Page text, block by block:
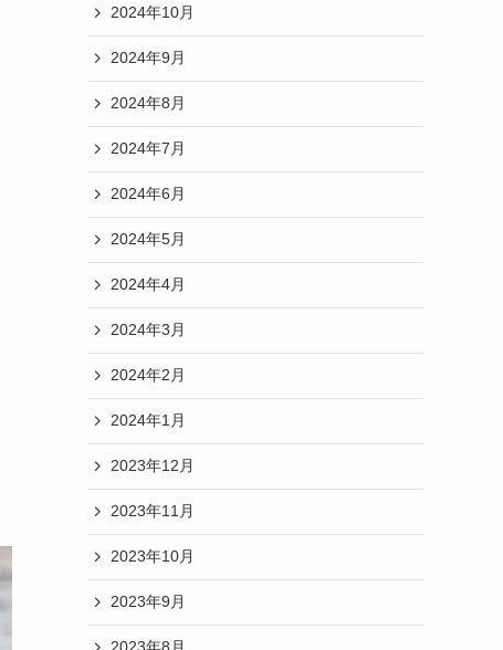
2024年10月
2024年9月
2024年8月
2024年7月
2024年6月
2024年5月
2024年4月
2024年3月
2024年2月
2024年1月
2023年12月
2023年11月
2023年10月
2023年9月